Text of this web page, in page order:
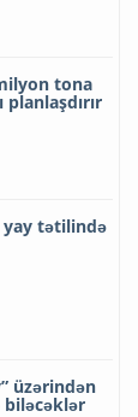
tona
planlaşdırır
tətilində
üzərindən
biləcəklər